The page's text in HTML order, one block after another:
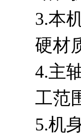
3.本
硬材
4.主
工范
5.机